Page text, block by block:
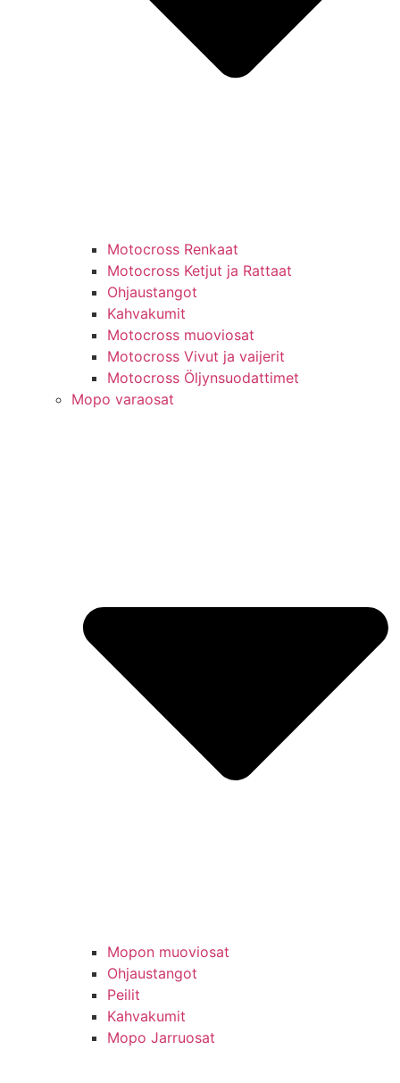
Motocross Renkaat
Motocross Ketjut ja Rattaat
Ohjaustangot
Kahvakumit
Motocross muoviosat
Motocross Vivut ja vaijerit
Motocross Öljynsuodattimet
Mopo varaosat
Mopon muoviosat
Ohjaustangot
Peilit
Kahvakumit
Mopo Jarruosat